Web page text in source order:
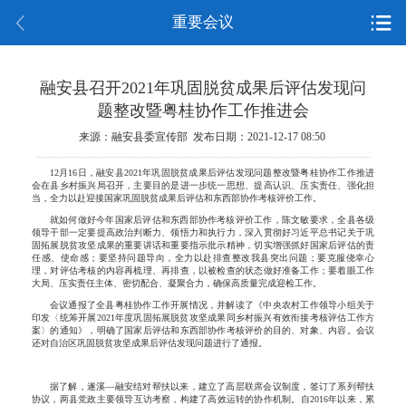
重要会议
融安县召开2021年巩固脱贫成果后评估发现问
题整改暨粤桂协作工作推进会
来源：融安县委宣传部 发布日期：2021-12-17 08:50
12月16日，融安县2021年巩固脱贫成果后评估发现问题整改暨粤桂协作工作推进
会在县乡村振兴局召开，主要目的是进一步统一思想、提高认识、压实责任、强化担
当，全力以赴迎接国家巩固脱贫成果后评估和东西部协作考核评价工作。
就如何做好今年国家后评估和东西部协作考核评价工作，陈文敏要求，全县各级
领导干部一定要提高政治判断力、领悟力和执行力，深入贯彻好习近平总书记关于巩
固拓展脱贫攻坚成果的重要讲话和重要指示批示精神，切实增强抓好国家后评估的责
任感、使命感；要坚持问题导向，全力以赴排查整改我县突出问题；要克服侥幸心
理，对评估考核的内容再梳理、再排查，以被检查的状态做好准备工作；要着眼工作
大局、压实责任主体、密切配合、凝聚合力，确保高质量完成迎检工作。
会议通报了全县粤桂协作工作开展情况，并解读了《中央农村工作领导小组关于
印发〈统筹开展2021年度巩固拓展脱贫攻坚成果同乡村振兴有效衔接考核评估工作方
案〉的通知》，明确了国家后评估和东西部协作考核评价的目的、对象、内容。会议
还对自治区巩固脱贫攻坚成果后评估发现问题进行了通报。
据了解，遂溪—融安结对帮扶以来，建立了高层联席会议制度，签订了系列帮扶
协议，两县党政主要领导互访考察，构建了高效运转的协作机制。自2016年以来，累